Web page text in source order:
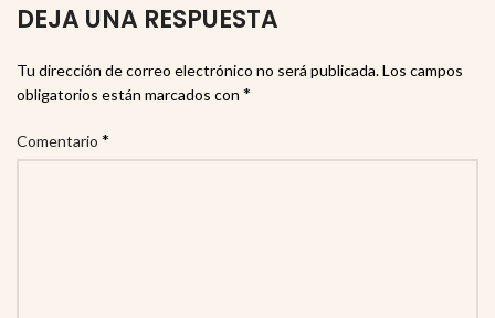
DEJA UNA RESPUESTA
Tu dirección de correo electrónico no será publicada.Los campos
obligatorios están marcados con *
Comentario *